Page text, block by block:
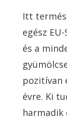
Itt
egész
és a
pozitívan
évre. Ki
harmadik